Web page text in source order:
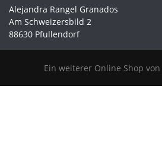
Alejandra Rangel Granados
Am Schweizersbild 2
88630 Pfullendorf
Ein weiterer Online Shop von